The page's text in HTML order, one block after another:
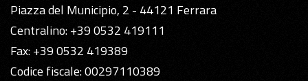
Piazza del Municipio, 2 - 44121 Ferrara
Centralino: +39 0532 419111
Fax: +39 0532 419389
Codice fiscale: 00297110389